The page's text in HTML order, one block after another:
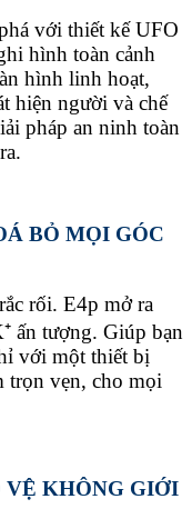
với thiết kế UFO
hình toàn cảnh
hình linh hoạt,
hiện người và chế
pháp an ninh toàn
BỎ MỌI GÓC
rối. E4p mở ra
ấn tượng. Giúp bạn
với một thiết bị
trọn vẹn, cho mọi
KHÔNG GIỚI